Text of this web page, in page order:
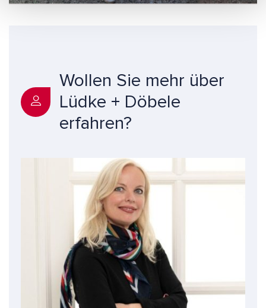
Wollen Sie mehr über
Lüdke + Döbele
erfahren?